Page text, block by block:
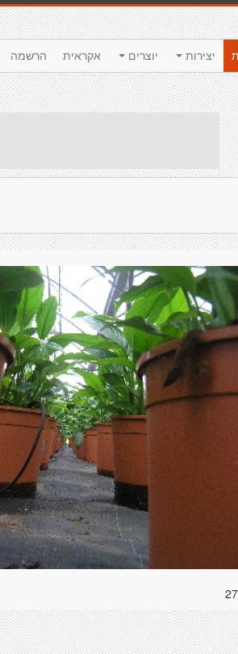
הרשמה אקראית יוצרים יצירות